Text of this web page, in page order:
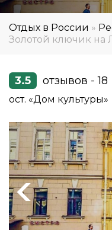
Отдых в России »
Золотой ключик на
3.5 отзывов - 18
ост. «Дом культуры»
Previous